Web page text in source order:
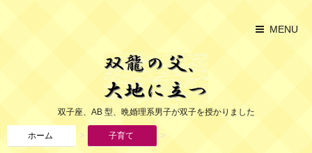
MENU
双子座、AB 型、晩婚理系男子が双子を授かりました
ホーム > 子育て >